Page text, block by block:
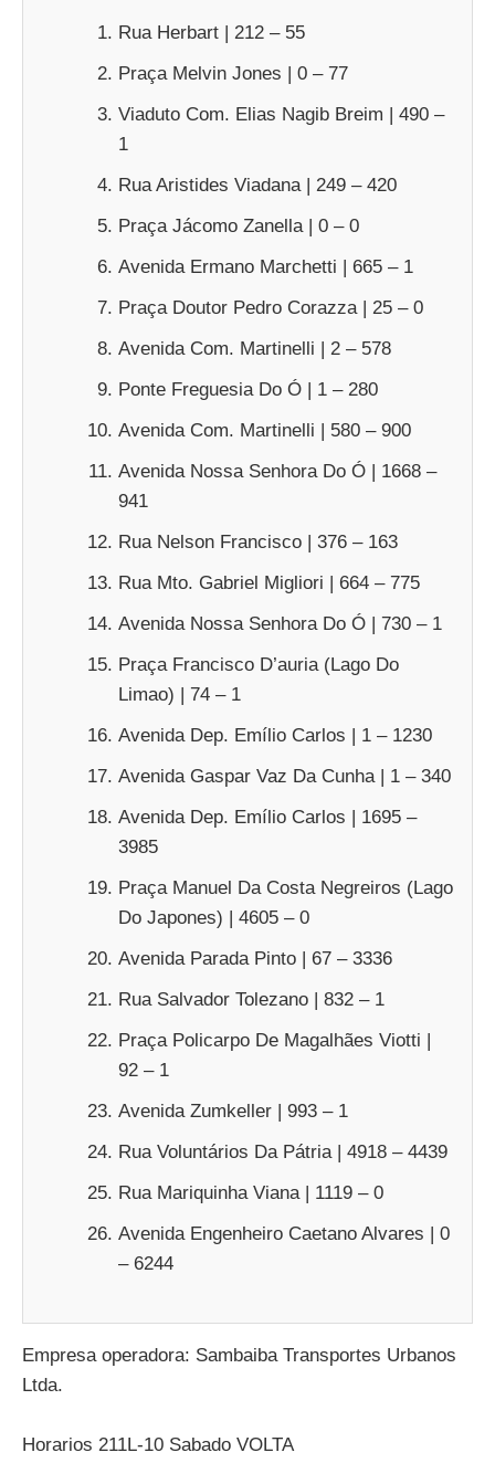
Rua Herbart | 212 – 55
Praça Melvin Jones | 0 – 77
Viaduto Com. Elias Nagib Breim | 490 –
1
Rua Aristides Viadana | 249 – 420
Praça Jácomo Zanella | 0 – 0
Avenida Ermano Marchetti | 665 – 1
Praça Doutor Pedro Corazza | 25 – 0
Avenida Com. Martinelli | 2 – 578
Ponte Freguesia Do Ó | 1 – 280
Avenida Com. Martinelli | 580 – 900
Avenida Nossa Senhora Do Ó | 1668 –
941
Rua Nelson Francisco | 376 – 163
Rua Mto. Gabriel Migliori | 664 – 775
Avenida Nossa Senhora Do Ó | 730 – 1
Praça Francisco D’auria (Lago Do
Limao) | 74 – 1
Avenida Dep. Emílio Carlos | 1 – 1230
Avenida Gaspar Vaz Da Cunha | 1 – 340
Avenida Dep. Emílio Carlos | 1695 –
3985
Praça Manuel Da Costa Negreiros (Lago
Do Japones) | 4605 – 0
Avenida Parada Pinto | 67 – 3336
Rua Salvador Tolezano | 832 – 1
Praça Policarpo De Magalhães Viotti |
92 – 1
Avenida Zumkeller | 993 – 1
Rua Voluntários Da Pátria | 4918 – 4439
Rua Mariquinha Viana | 1119 – 0
Avenida Engenheiro Caetano Alvares | 0
– 6244
Empresa operadora: Sambaiba Transportes Urbanos
Ltda.
Horarios 211L-10 Sabado VOLTA